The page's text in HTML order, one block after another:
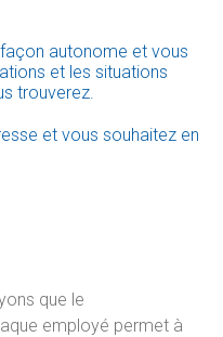
autonome et vous
et les situations
trouverez.
et vous souhaitez en
que le
employé permet à